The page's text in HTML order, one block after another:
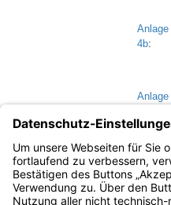
Anlage
4b:
Anlage
Anlage
6